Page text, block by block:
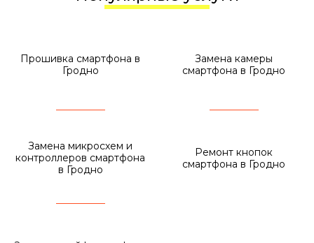
Прошивка смартфона в
Гродно
Замена камеры
смартфона в Гродно
Замена микросхем и
контроллеров смартфона
в Гродно
Ремонт кнопок
смартфона в Гродно